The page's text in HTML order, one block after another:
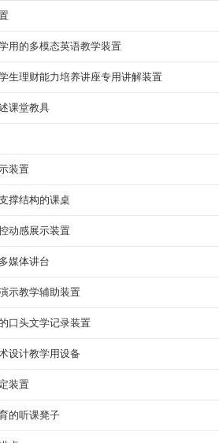
用的多模态英语教学装置
生理财能力培养讲座专用讲解装置
课堂教具
装置
撑结构的课桌
动感展示装置
媒体讲台
示教学辅助装置
口头文学记录装置
设计教学用设备
装置
的听课凳子